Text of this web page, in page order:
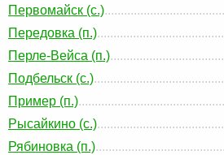
Первомайск (с.)
Передовка (п.)
Перле-Вейса (п.)
Подбельск (с.)
Пример (п.)
Рысайкино (с.)
Рябиновка (п.)